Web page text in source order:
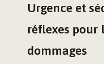
Urgence et
réflexes pour
dommages